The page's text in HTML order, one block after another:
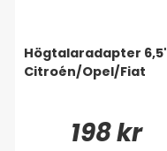
Högtalaradapter 6,5'
Citroén/Opel/Fiat
198 kr